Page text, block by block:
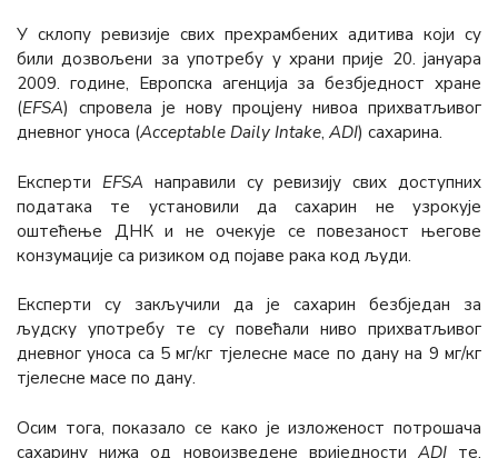
У склопу ревизије свих прехрамбених адитива који су
били дозвољени за употребу у храни прије 20. јануара
2009. године, Европска агенција за безбједност хране
(ЕFSА) спровела је нову процјену нивоа прихватљивог
дневног уноса (Acceptable Daily Intake, АDI) сахарина.
Eксперти ЕFSА направили су ревизију свих доступних
података те установили да сахарин не узрокује
оштећење ДНК и не очекује се повезаност његове
конзумације са ризиком од појаве рака код људи.
Експерти су закључили да је сахарин безбједан за
људску употребу те су повећали ниво прихватљивог
дневног уноса са 5 мг/кг тјелесне масе по дану на 9 мг/кг
тјелесне масе по дану.
Осим тога, показало се како је изложеност потрошача
сахарину нижа од новоизведене вриједности ADIте,